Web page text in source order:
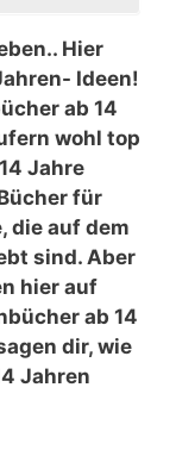
Hier
Ideen!
ab 14
wohl top
Jahre
für
die auf dem
sind. Aber
hier auf
ab 14
dir, wie
Jahren